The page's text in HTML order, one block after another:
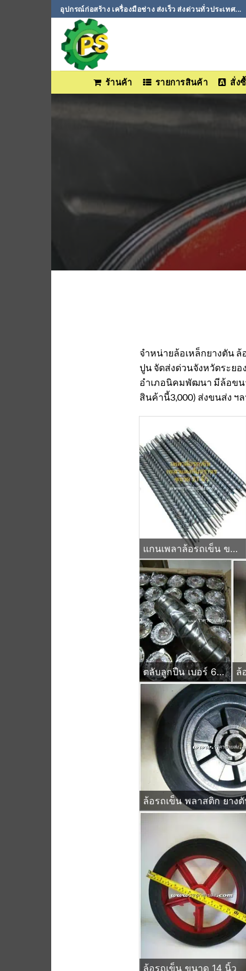
ข้าม
ไป
เนื้อหา
อุปกรณ์ก่อสร้าง เครื่องมือช่าง ส่งเร็ว ส่งด่วนทั่วประเทศ...
ร้านค้า รายการสินค้า สั่ง
จำหน่ายล้อเหล็กยางตัน
ปูน จัดส่งด่วนจังหวัดระยอ
อำเภอนิคมพัฒนา มีล้อขน
สินค้านี้3,000) ส่งขนส่ง ฯ
แกนเพลาล้อรถเข็น ขนาด 21 นิ้ว แบบกิ๊ปล๊อค (เจาะรูปลาย)
ตลับลูกปืน เบอร์ 6204zz ยกลัง 250ลูก ล้
ล้อรถเข็น ขนาด 14 นิ้ว